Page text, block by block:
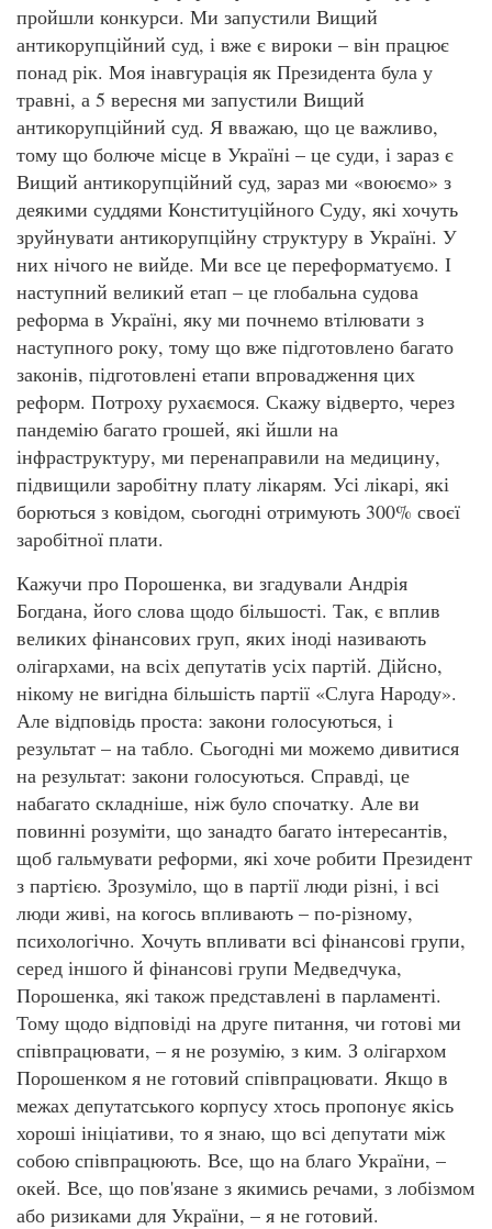
пройшли конкурси. Ми запустили Вищий
антикорупційний суд, і вже є вироки – він працює
понад рік. Моя інавгурація як Президента була у
травні, а 5 вересня ми запустили Вищий
антикорупційний суд. Я вважаю, що це важливо,
тому що болюче місце в Україні – це суди, і зараз є
Вищий антикорупційний суд, зараз ми «воюємо» з
деякими суддями Конституційного Суду, які хочуть
зруйнувати антикорупційну структуру в Україні. У
них нічого не вийде. Ми все це переформатуємо. І
наступний великий етап – це глобальна судова
реформа в Україні, яку ми почнемо втілювати з
наступного року, тому що вже підготовлено багато
законів, підготовлені етапи впровадження цих
реформ. Потроху рухаємося. Скажу відверто, через
пандемію багато грошей, які йшли на
інфраструктуру, ми перенаправили на медицину,
підвищили заробітну плату лікарям. Усі лікарі, які
борються з ковідом, сьогодні отримують 300% своєї
заробітної плати.
Кажучи про Порошенка, ви згадували Андрія
Богдана, його слова щодо більшості. Так, є вплив
великих фінансових груп, яких іноді називають
олігархами, на всіх депутатів усіх партій. Дійсно,
нікому не вигідна більшість партії «Слуга Народу».
Але відповідь проста: закони голосуються, і
результат – на табло. Сьогодні ми можемо дивитися
на результат: закони голосуються. Справді, це
набагато складніше, ніж було спочатку. Але ви
повинні розуміти, що занадто багато інтересантів,
щоб гальмувати реформи, які хоче робити Президент
з партією. Зрозуміло, що в партії люди різні, і всі
люди живі, на когось впливають – по-різному,
психологічно. Хочуть впливати всі фінансові групи,
серед іншого й фінансові групи Медведчука,
Порошенка, які також представлені в парламенті.
Тому щодо відповіді на друге питання, чи готові ми
співпрацювати, – я не розумію, з ким. З олігархом
Порошенком я не готовий співпрацювати. Якщо в
межах депутатського корпусу хтось пропонує якісь
хороші ініціативи, то я знаю, що всі депутати між
собою співпрацюють. Все, що на благо України, –
окей. Все, що пов'язане з якимись речами, з лобізмом
або ризиками для України, – я не готовий.